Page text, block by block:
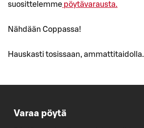
suosittelemme pöytävarausta.
Nähdään Coppassa!
Hauskasti tosissaan, ammattitaidolla.
Varaa pöytä